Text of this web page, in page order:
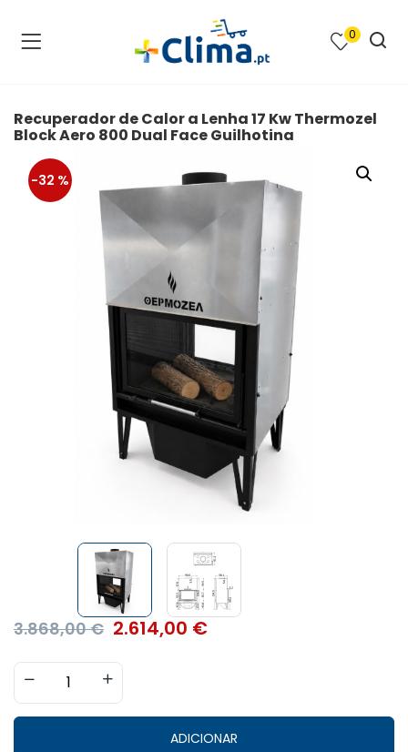
renováveis )
0
Recuperador de Calor a Lenha 17 Kw Thermozel
Block Aero 800 Dual Face Guilhotina
-32 %
3.868,00€ 2.614,00 €
ADICIONAR